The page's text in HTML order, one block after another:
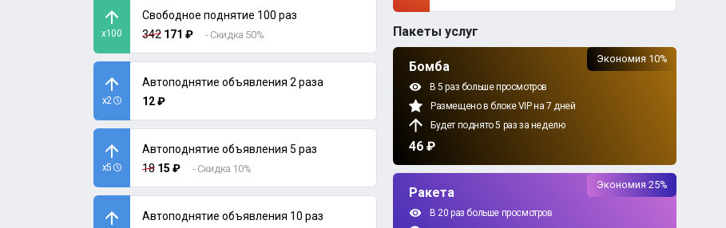
x100
Свободное поднятие 100 раз
342 171 ₽ - Скидка 50%
x2
Автоподнятие объявления 2 раза
12 ₽
x5
Автоподнятие объявления 5 раз
18 15 ₽ - Скидка 10%
Автоподнятие объявления 10 раз
Пакеты услуг
Бомба
В 5 раз больше просмотров
Размещено в блоке VIP на 7 дней
Будет поднято 5 раз за неделю
46 ₽
Экономия 10%
Ракета
В 20 раз больше просмотров
Экономия 25%